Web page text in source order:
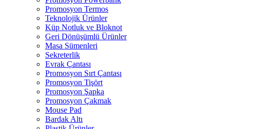
Promosyon Termos
Teknolojik Ürünler
Küp Notluk ve Bloknot
Geri Dönüşümlü Ürünler
Masa Sümenleri
Sekreterlik
Evrak Çantası
Promosyon Sırt Çantası
Promosyon Tişört
Promosyon Şapka
Promosyon Çakmak
Mouse Pad
Bardak Altı